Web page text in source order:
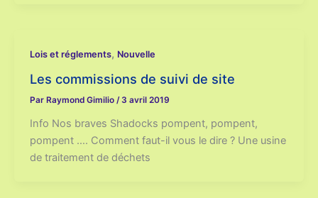
Lois et réglements, Nouvelle
Les commissions de suivi de site
Par Raymond Gimilio / 3 avril 2019
Info Nos braves Shadocks pompent, pompent,
pompent …. Comment faut-il vous le dire ? Une usine
de traitement de déchets